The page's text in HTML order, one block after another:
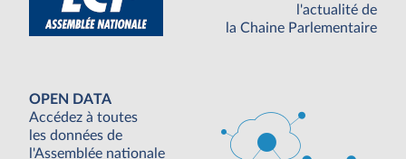
l'actualité de
la Chaine Parlementaire
OPEN DATA
Accédez à toutes
les données de
l'Assemblée nationale